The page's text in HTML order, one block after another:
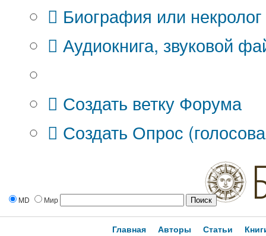
Биография или некролог
Аудиокнига, звуковой
Создать ветку Форума
Создать Опрос
MD Мир
Главная Авторы Статьи